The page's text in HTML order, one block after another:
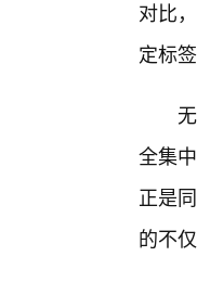
对比
定标
全集
正是
的不